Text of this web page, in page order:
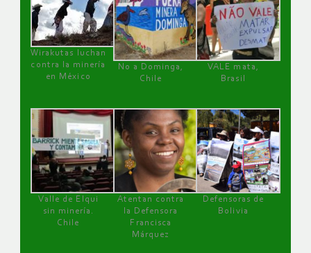
Wirakutas luchan
contra la minería
en México
No a Dominga,
Chile
VALE mata,
Brasil
Valle de Elqui
sin minería.
Chile
Atentan contra
la Defensora
Francisca
Márquez
Defensoras de
Bolivia